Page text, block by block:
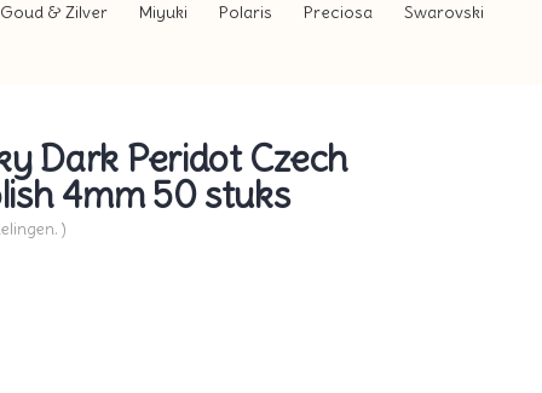
Goud & Zilver Miyuki Polaris Preciosa Swarovski
Dark Peridot Czech
4mm 50 stuks
)